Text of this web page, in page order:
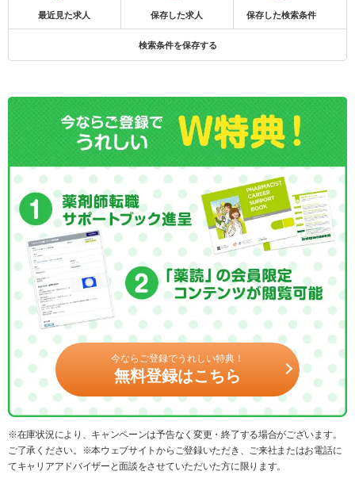
最近見た求人 保存した求人 保存した検索条件
検索条件を保存する
今ならご登録でうれしい特典！
無料登録はこちら
※在庫状況により、キャンペーンは予告なく変更・終了する場合がございます。
ご了承ください。※本ウェブサイトからご登録いただき、ご来社またはお電話に
てキャリアアドバイザーと面談をさせていただいた方に限ります。